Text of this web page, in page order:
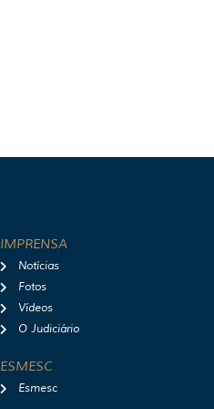
IMPRENSA
Notícias
Fotos
Vídeos
O Judiciário
ESMESC
Esmesc